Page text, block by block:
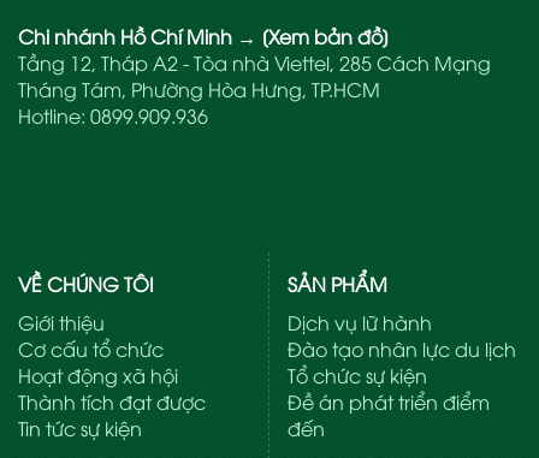
Chi nhánh Hồ Chí Minh → [Xem bản đồ]
Tầng 12, Tháp A2 - Tòa nhà Viettel, 285 Cách Mạng
Tháng Tám, Phường Hòa Hưng, TP.HCM
Hotline: 0899.909.936
VỀ CHÚNG TÔI
Giới thiệu
Cơ cấu tổ chức
Hoạt động xã hội
Thành tích đạt được
Tin tức sự kiện
SẢN PHẨM
Dịch vụ lữ hành
Đào tạo nhân lực du lịch
Tổ chức sự kiện
Đề án phát triển điểm
đến